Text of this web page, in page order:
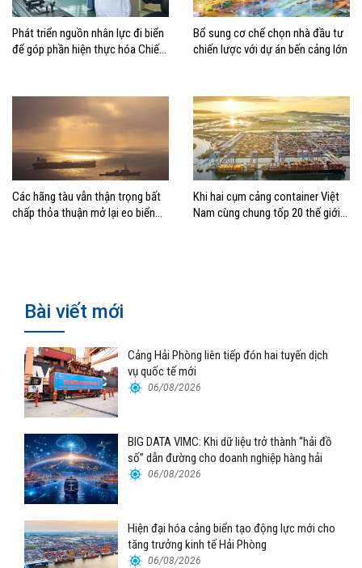
Phát triển nguồn nhân lực đi biển
để góp phần hiện thực hóa Chiến
Bổ sung cơ chế chọn nhà đầu tư
chiến lược với dự án bến cảng lớn
Các hãng tàu vẫn thận trọng bất
chấp thỏa thuận mở lại eo biển
Khi hai cụm cảng container Việt
Nam cùng chung tốp 20 thế giới
Bài viết mới
Cảng Hải Phòng liên tiếp đón hai tuyến dịch
vụ quốc tế mới
06/08/2026
BIG DATA VIMC: Khi dữ liệu trở thành “hải đồ
số” dẫn đường cho doanh nghiệp hàng hải
06/08/2026
Hiện đại hóa cảng biển tạo động lực mới cho
tăng trưởng kinh tế Hải Phòng
06/08/2026